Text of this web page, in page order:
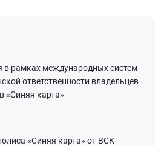
в рамках международных систем
ответственности владельцев
«Синяя карта»
«Синяя карта» от ВСК